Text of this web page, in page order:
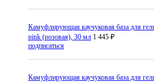
Камуфлирующая каучуковая база для
pink (розовая), 30 мл 1 445 ₽
подписаться
Камуфлирующая каучуковая база для